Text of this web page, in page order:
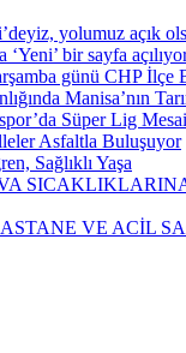
yolumuz açık
bir sayfa
günü CHP İlçe
Manisa’nın
Süper Lig
Asfaltla Buluşuyor
Sağlıklı Yaşa
VE ACİL